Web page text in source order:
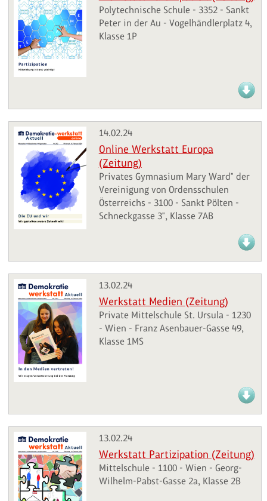
Polytechnische Schule - 3352 - Sankt
Peter in der Au - Vogelhändlerplatz 4,
Klasse 1P
14.02.24
Online Werkstatt Europa
(Zeitung)
Privates Gymnasium Mary Ward" der
Vereinigung von Ordensschulen
Österreichs - 3100 - Sankt Pölten -
Schneckgasse 3", Klasse 7AB
13.02.24
Werkstatt Medien (Zeitung)
Private Mittelschule St. Ursula - 1230
- Wien - Franz Asenbauer-Gasse 49,
Klasse 1MS
13.02.24
Werkstatt Partizipation (Zeitung)
Mittelschule - 1100 - Wien - Georg-
Wilhelm-Pabst-Gasse 2a, Klasse 2B